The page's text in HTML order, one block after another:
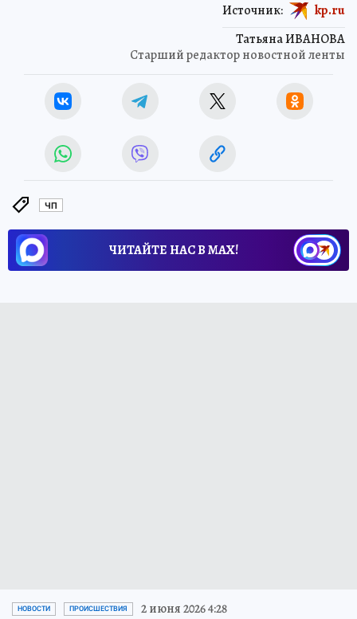
Татьяна ИВАНОВА
Старший редактор новостной ленты
Источник: kp.ru
ЧП
ЧИТАЙТЕ НАС В МАХ!
НОВОСТИ ПРОИСШЕСТВИЯ 2 июня 2026 4:28